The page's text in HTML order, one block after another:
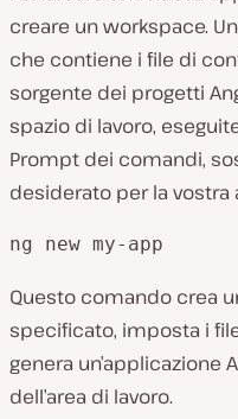
creare un workspace.
che contiene i file di
sorgente dei progetti
spazio di lavoro,
Prompt dei comandi,
desiderato per la vostra
ng new my-app
Questo comando crea
specificato, imposta i
genera un’applicazione
dell’area di lavoro.